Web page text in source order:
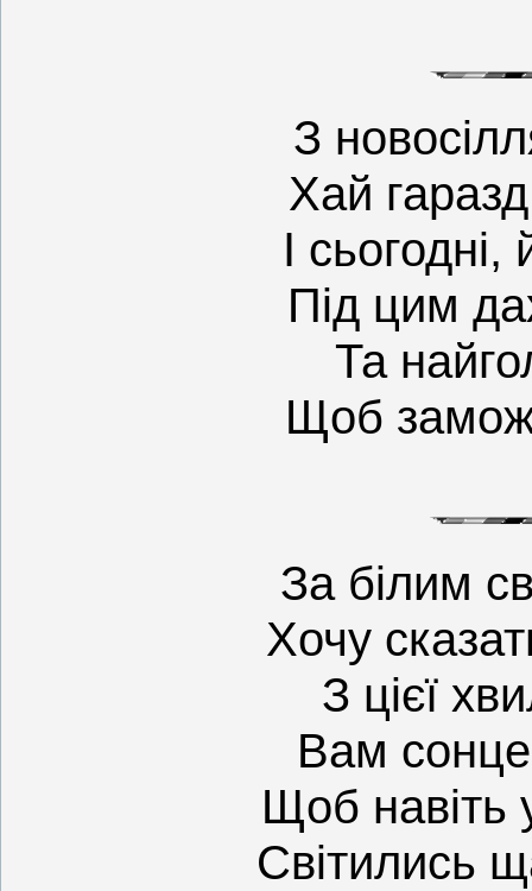
З
Хай
І
Під цим
Та
Щоб
За білим
Хочу
З цієї
Вам
Щоб навіть
Світились